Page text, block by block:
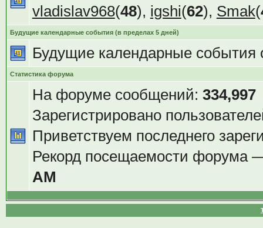
vladislav968(48), igshi(62), Smak(
Будущие календарные события (в пределах 5 дней)
Будущие календарные события
Статистика форума
На форуме сообщений: 334,997
Зарегистрировано
Приветствуем последнего
Рекорд посещаемости форума
AM